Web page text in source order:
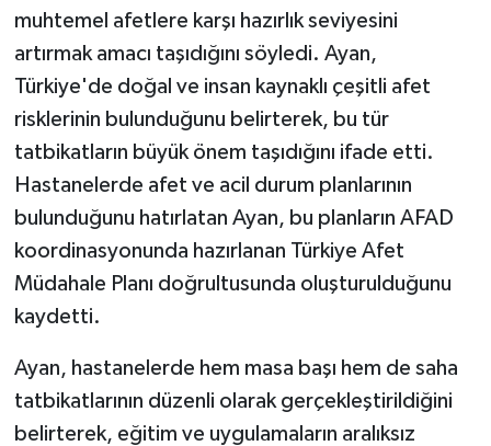
muhtemel afetlere karşı hazırlık seviyesini
artırmak amacı taşıdığını söyledi. Ayan,
Türkiye'de doğal ve insan kaynaklı çeşitli afet
risklerinin bulunduğunu belirterek, bu tür
tatbikatların büyük önem taşıdığını ifade etti.
Hastanelerde afet ve acil durum planlarının
bulunduğunu hatırlatan Ayan, bu planların AFAD
koordinasyonunda hazırlanan Türkiye Afet
Müdahale Planı doğrultusunda oluşturulduğunu
kaydetti.
Ayan, hastanelerde hem masa başı hem de saha
tatbikatlarının düzenli olarak gerçekleştirildiğini
belirterek, eğitim ve uygulamaların aralıksız